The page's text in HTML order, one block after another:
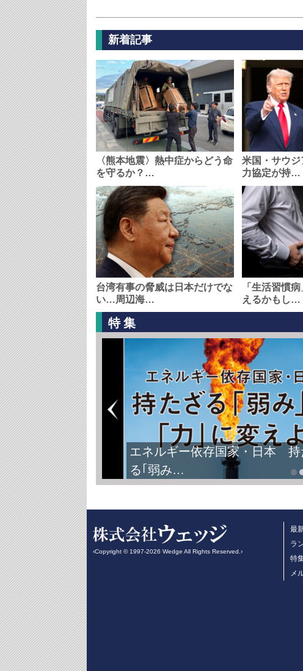
新着記事
〈熊本地震〉熱中症からどう命
を守るか？…
米国・サウ
力協定が持…
台湾有事の脅威は日本だけでな
い…周辺海…
「生活習慣
えるかもし…
特集
エネルギー依存国家・日本 持
る｢弱み…
‹Copyright © 1997-2026 Wedge All Rights Reserved.›
最
ラ
特
メ